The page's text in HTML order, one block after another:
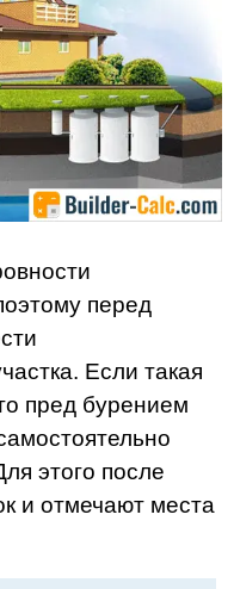
перед
Если такая
пред бурением
этого после
и отмечают места